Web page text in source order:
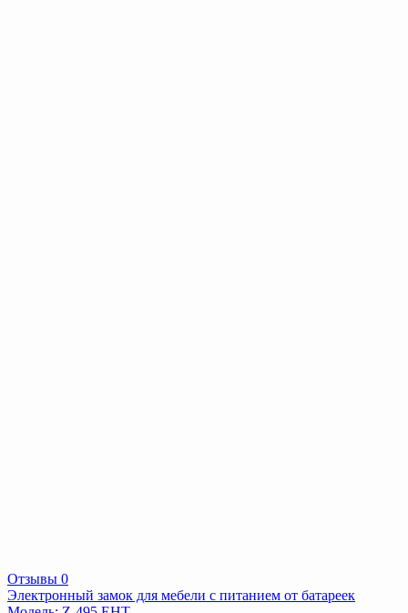
Отзывы 0
Электронный замок для мебели с питанием от батареек